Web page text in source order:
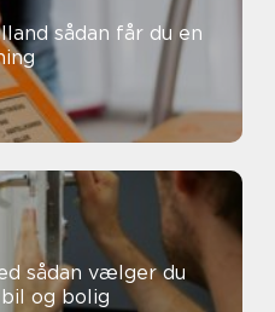
du en
du
og bolig